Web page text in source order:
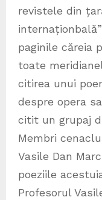
revistele din
paginile căreia
toate
citirea unui
despre opera
citit un grupaj
Membri
Vasile Dan
poeziile
Profesorul